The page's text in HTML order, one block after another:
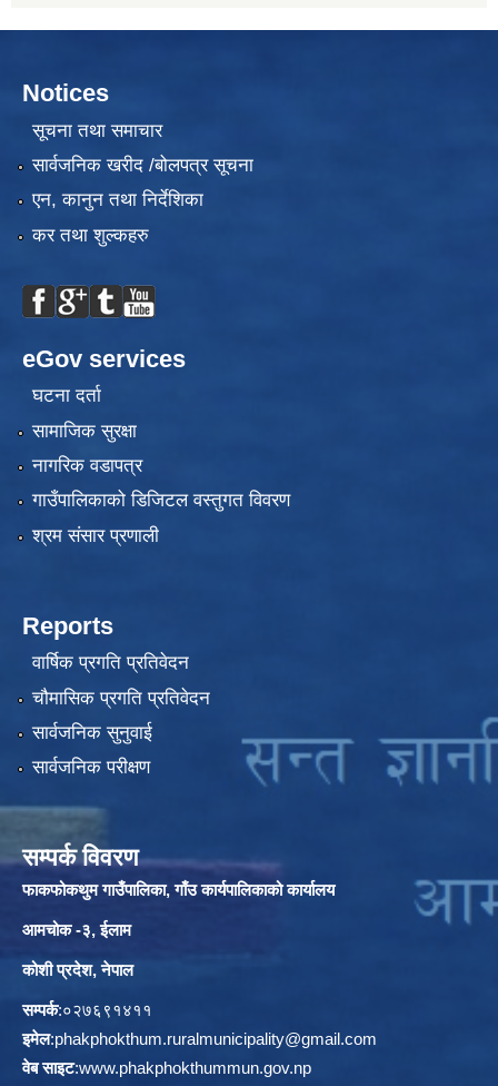
Notices
सूचना तथा समाचार
सार्वजनिक खरीद /बोलपत्र सूचना
एन, कानुन तथा निर्देशिका
कर तथा शुल्कहरु
eGov services
घटना दर्ता
सामाजिक सुरक्षा
नागरिक वडापत्र
गाउँपालिकाको डिजिटल वस्तुगत विवरण
श्रम संसार प्रणाली
Reports
वार्षिक प्रगति प्रतिवेदन
चौमासिक प्रगति प्रतिवेदन
सार्वजनिक सुनुवाई
सार्वजनिक परीक्षण
सम्पर्क विवरण
फाकफोकथुम गाउँपालिका, गाँउ कार्यपालिकाको कार्यालय
आमचोक -३, ईलाम
कोशी प्रदेश, नेपाल
सम्पर्क:०२७६९१४११
इमेल:phakphokthum.ruralmunicipality@gmail.com
वेब साइट:www.phakphokthummun.gov.np